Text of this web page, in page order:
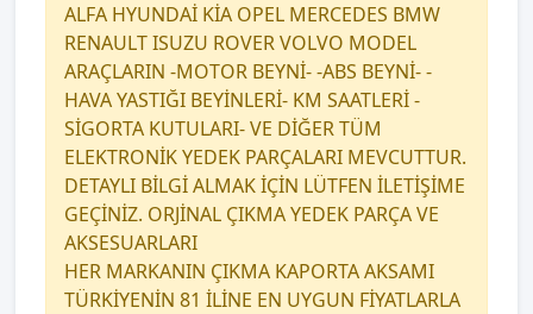
ALFA HYUNDAİ KİA OPEL MERCEDES BMW
RENAULT ISUZU ROVER VOLVO MODEL
ARAÇLARIN -MOTOR BEYNİ- -ABS BEYNİ- -
HAVA YASTIĞI BEYİNLERİ- KM SAATLERİ -
SİGORTA KUTULARI- VE DİĞER TÜM
ELEKTRONİK YEDEK PARÇALARI MEVCUTTUR.
DETAYLI BİLGİ ALMAK İÇİN LÜTFEN İLETİŞİME
GEÇİNİZ. ORJİNAL ÇIKMA YEDEK PARÇA VE
AKSESUARLARI
HER MARKANIN ÇIKMA KAPORTA AKSAMI
TÜRKİYENİN 81 İLİNE EN UYGUN FİYATLARLA